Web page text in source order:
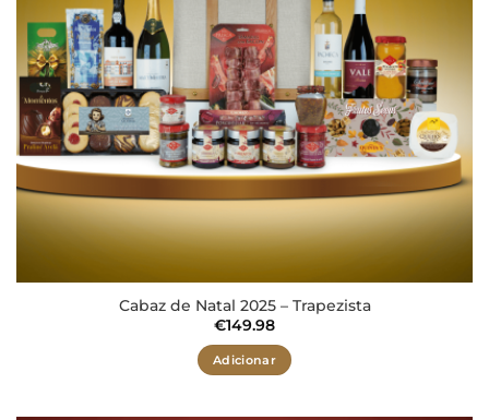
Cabaz de Natal 2025 – Trapezista
€149.98
Adicionar